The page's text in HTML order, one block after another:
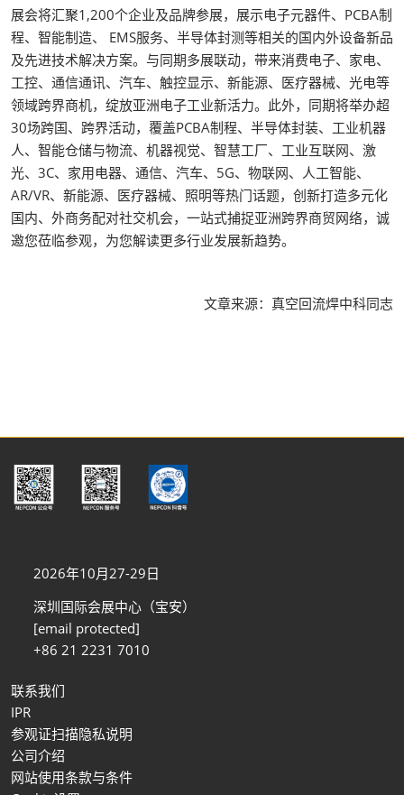
展会将汇聚1,200个企业及品牌参展，展示电子元器件、PCBA制
程、智能制造、 EMS服务、半导体封测等相关的国内外设备新品
及先进技术解决方案。与同期多展联动，带来消费电子、家电、
工控、通信通讯、汽车、触控显示、新能源、医疗器械、光电等
领域跨界商机，绽放亚洲电子工业新活力。此外，同期将举办超
30场跨国、跨界活动，覆盖PCBA制程、半导体封装、工业机器
人、智能仓储与物流、机器视觉、智慧工厂、工业互联网、激
光、3C、家用电器、通信、汽车、5G、物联网、人工智能、
AR/VR、新能源、医疗器械、照明等热门话题，创新打造多元化
国内、外商务配对社交机会，一站式捕捉亚洲跨界商贸网络，诚
邀您莅临参观，为您解读更多行业发展新趋势。
文章来源：真空回流焊中科同志
2026年10月27-29日
深圳国际会展中心（宝安）
[email protected]
+86 21 2231 7010
联系我们
IPR
参观证扫描隐私说明
公司介绍
网站使用条款与条件